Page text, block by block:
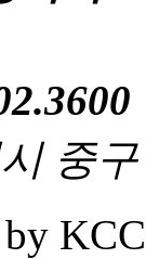
중